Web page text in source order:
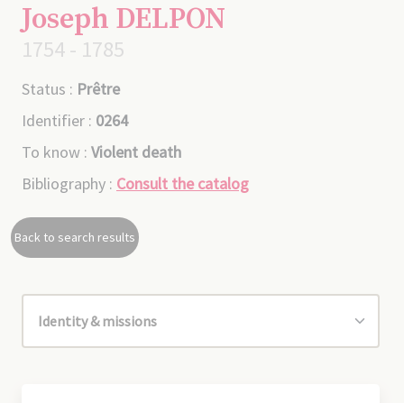
Joseph DELPON
1754 - 1785
Status : Prêtre
Identifier : 0264
To know : Violent death
Bibliography : Consult the catalog
Back to search results